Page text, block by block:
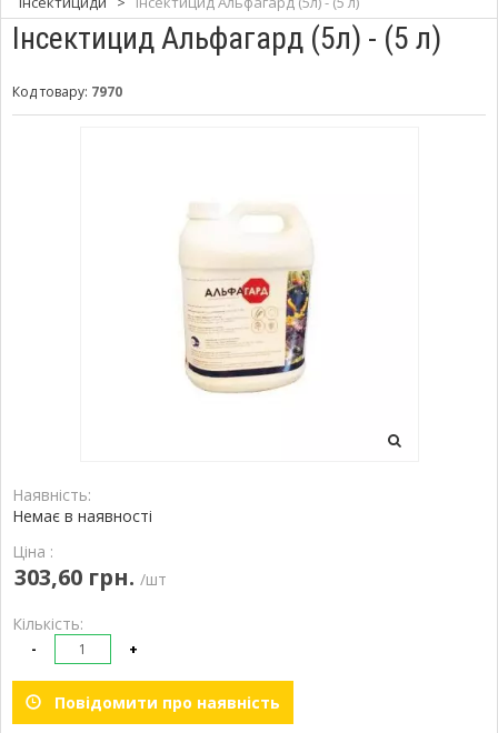
Інсектицид Альфагард (5л) - (5 л)
Код товару: 7970
Наявність:
Немає в наявності
Ціна :
303,60 грн. /шт
Кількість:
- +
Повідомити про наявність